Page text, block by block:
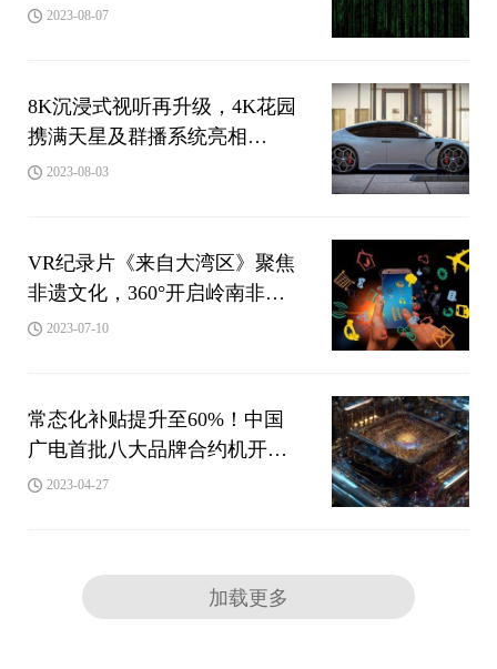
2023-08-07
8K沉浸式视听再升级，4K花园
携满天星及群播系统亮相
CIAC2023
2023-08-03
VR纪录片《来自大湾区》聚焦
非遗文化，360°开启岭南非遗
时光之旅
2023-07-10
常态化补贴提升至60%！中国
广电首批八大品牌合约机开
售！2023-04-27
加载更多